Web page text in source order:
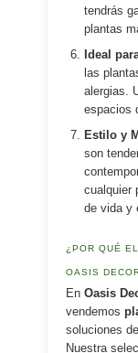
tendrás
plantas
Ideal
las
alergias.
espacios
Estilo y
son
cualquier
de vida y
¿POR QUÉ
OASIS
EnOasis
vendemos
soluciones
Nuestra